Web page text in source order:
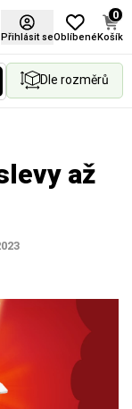
Přihlásit seOblíbené
0
Košík
Dle rozměrů
až